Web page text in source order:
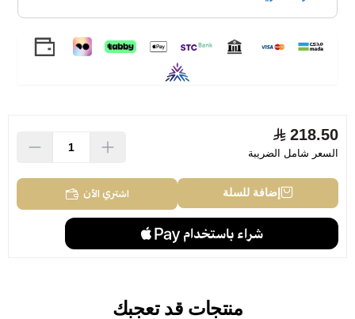
218.50
السعر شامل الضريبة
إضافة للسلة اشتري الآن
منتجات قد تعجبك